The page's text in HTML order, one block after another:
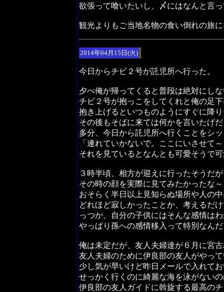
欲張って喰いたいし、〆にはなんと言
観光よりもご当地名物の食い倒れの旅
2014年04月15日(火)
今日からチビ２号が託児所へ行った。
夕べ俺が帰ってくると普段は絶対にし
チビ２号が抱っこをしてくれと俺の足
抱き上げるといつものようにすぐに降
その後もそばに来ては何かを言いたげ
多分、今日から託児所へ行くことをシ
「連れていかないで。ここにいさせて
それを見ているとなんとも可愛そうで
３時半頃、相方が迎えに行ったそうだが
その時の顔を実際に見てみたかったな
おそらく半日以上見知らぬ場所や人の
どれほど寂しかったことか、考えるだ
っつか、自分の子供にはそんな感情は
やっぱり孫への感情移入って特別なん
俺は未定だが、友人夫婦達が６月に宮
友人夫婦のために伊良部の友人がやっ
少し気が早いけど昨日メールで入れて
せっかく行くのに綺麗な海を泳がない
伊良部の友人ガイドに斡旋する最高の